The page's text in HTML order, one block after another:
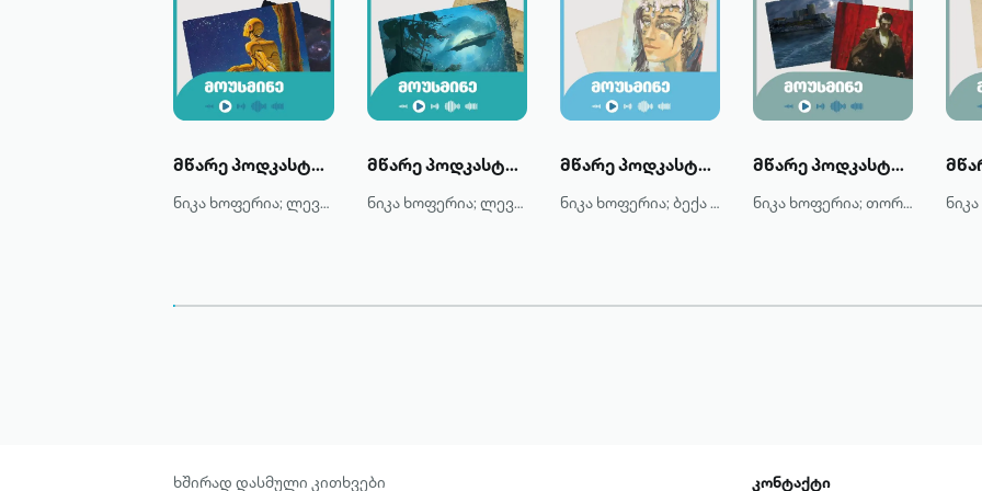
მწარე პოდკასტი: სამეცნიერო ფანტასტიკა - ფანჯარა მომავალში
ნიკა ხოფერია; ლევან ჩხეიძე
მწარე პოდკასტი: ჟიულ ვერნი და კაპიტან ნემოს ოდისეა
ნიკა ხოფერია; ლევან ჩხეიძე
მწარე პოდკასტი: ჰენრი რაიდერ ჰაგარდის "მონტესუმას ასული"
ნიკა ხოფერია; ბექა კვაჭაძე
მწარე პოდკასტი: ალექსანდრე დიუმას "გრაფი მონტე-კრისტო"
ნიკა ხოფერია; თორნიკე შარაშენიძე
ხშირად დასმული კითხვები კონტაქტი